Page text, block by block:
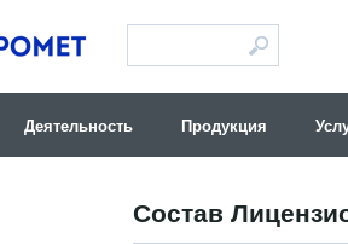
Деятельность Продукция
Состав